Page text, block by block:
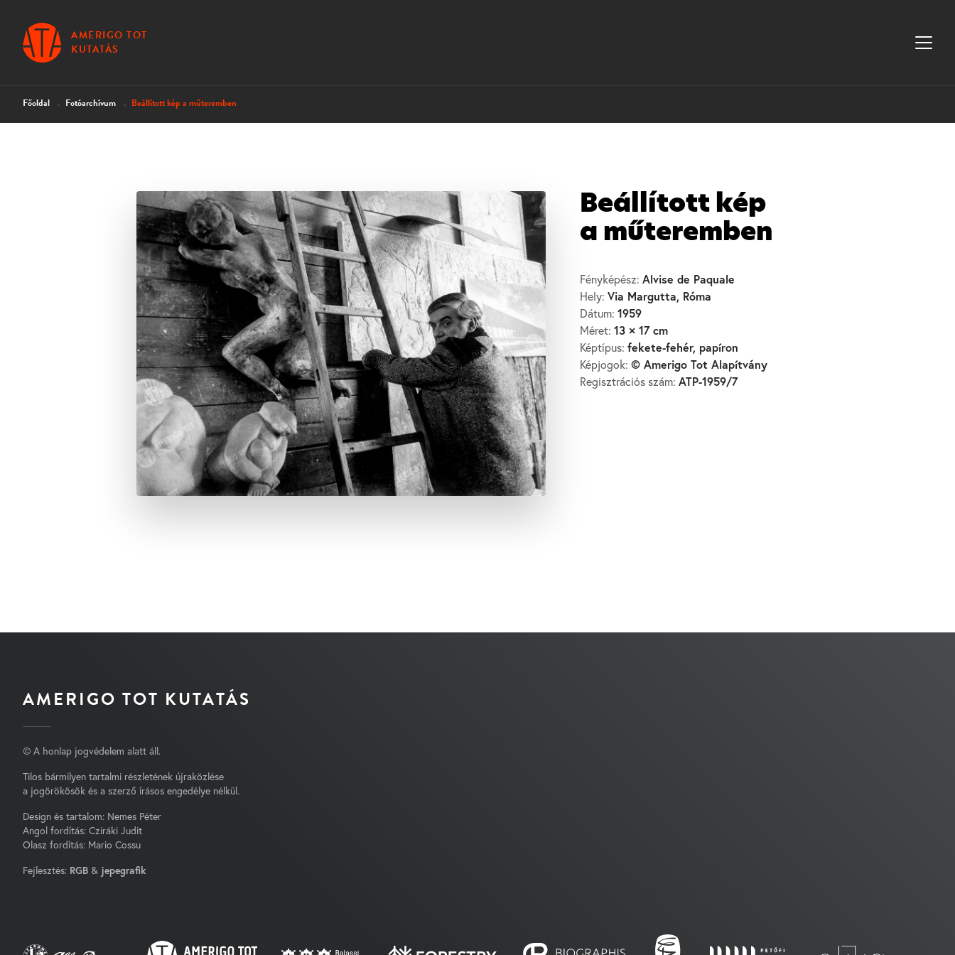
AMERIGO TOT
KUTATÁS
Főoldal Fotóarchívum Beállított kép a műteremben
Beállított kép
a műteremben
Fényképész: Alvise de Paquale
Hely: Via Margutta, Róma
Dátum: 1959
Méret: 13 × 17 cm
Képtípus: fekete-fehér, papíron
Képjogok: © Amerigo Tot Alapítvány
Regisztrációs szám: ATP-1959/7
AMERIGO TOT KUTATÁS
© A honlap jogvédelem alatt áll.
Tilos bármilyen tartalmi részletének újraközlése
a jogörökösök és a szerző írásos engedélye nélkül.
Design és tartalom: Nemes Péter
Angol fordítás: Cziráki Judit
Olasz fordítás: Mario Cossu
Fejlesztés: RGB & jepegrafik